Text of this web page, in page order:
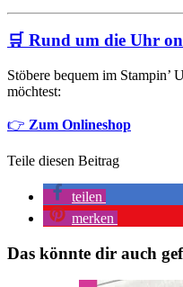
🛒 Rund um die Uhr
Stöbere bequem im Stampin’
möchtest:
👉 Zum Onlineshop
Teile diesen Beitrag
teilen
merken
Das könnte dir auch